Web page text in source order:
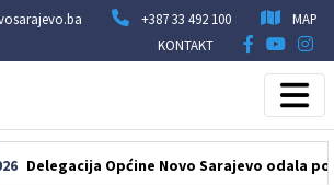
+387 33 492 100
MAP
KONTAKT
Općine Novo Sarajevo odala počast